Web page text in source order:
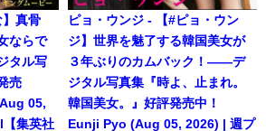
】真骨
ならで
タル写
売
05,
集英社
ピョ・ウンジ - 【#ピョ・ウン
ジ】世界を魅了する韓国美女が
３年ぶりのカムバック！――デ
ジタル写真集『時よ、止まれ。
韓国美女。』好評発売中！
Eunji Pyo (Aug 05, 2026) | 週プ